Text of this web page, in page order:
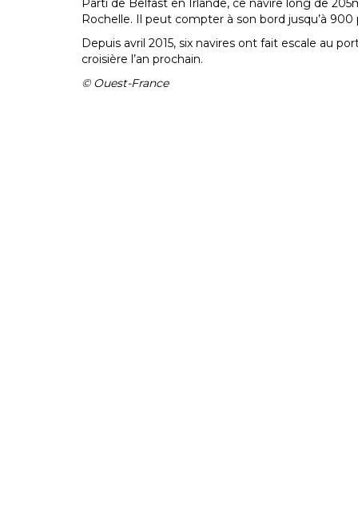
Parti de Belfast en Irlande, ce navire long de
Rochelle. Il peut compter à son bord jusqu’à
Depuis avril 2015, six navires ont fait escale au
croisière l’an prochain.
© Ouest-France